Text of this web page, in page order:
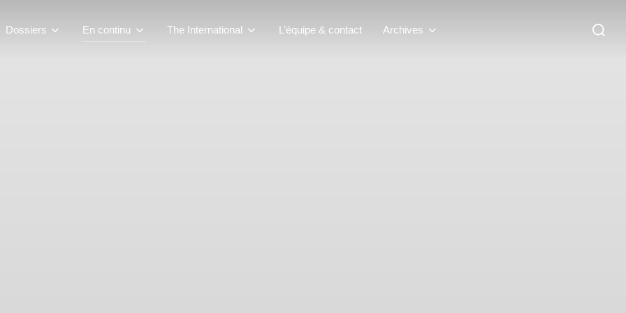
Dossiers En continu The International L’équipe & contact Archives